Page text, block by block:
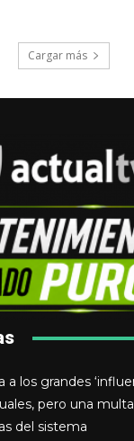
Cargar más
a los grandes
pero una
del sistema